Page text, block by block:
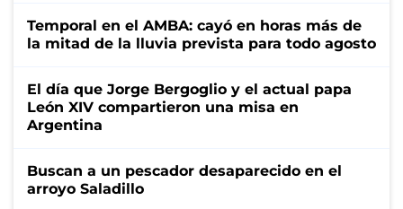
Temporal en el AMBA: cayó en horas más de
la mitad de la lluvia prevista para todo agosto
El día que Jorge Bergoglio y el actual papa
León XIV compartieron una misa en
Argentina
Buscan a un pescador desaparecido en el
arroyo Saladillo